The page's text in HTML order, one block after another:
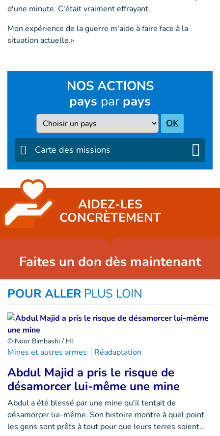
d'une minute. C'était vraiment effrayant.
Mon expérience de la guerre m'aide à faire face à la
situation actuelle.»
NOS ACTIONS
pays par pays
Pays OK
Carte des missions
AIDEZ-LES
CONCRÈTEMENT
Faites un don dès maintenant
POUR ALLER PLUS LOIN
© Noor Bimbashi / HI
Mines et autres armes Réadaptation
Abdul Majid a pris le risque de
désamorcer lui-même une mine
Abdul a été blessé par une mine qu'il tentait de
désamorcer lui-même. Son histoire montre à quel point
les gens sont prêts à tout pour que leurs terres soient…